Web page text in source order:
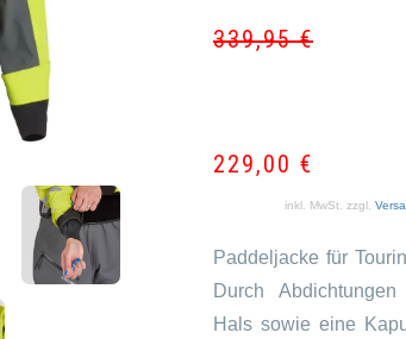
339,95€
229,00 €
inkl. MwSt. zzgl.
Paddeljacke für
Durch
Hals sowie eine